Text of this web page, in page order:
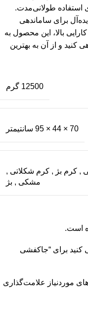
استفاده طولانی‌مدت.
برای ساماندهی
بالا، این محصول به
و از آن به بهترین
12500 گرم
70 × 44 × 95 سانتیمتر
, کرم بژ , کرم شکلاتی ,
مشکی , بژ
است.
کنید برای “جاکفشی
موردنیاز علامت‌گذاری